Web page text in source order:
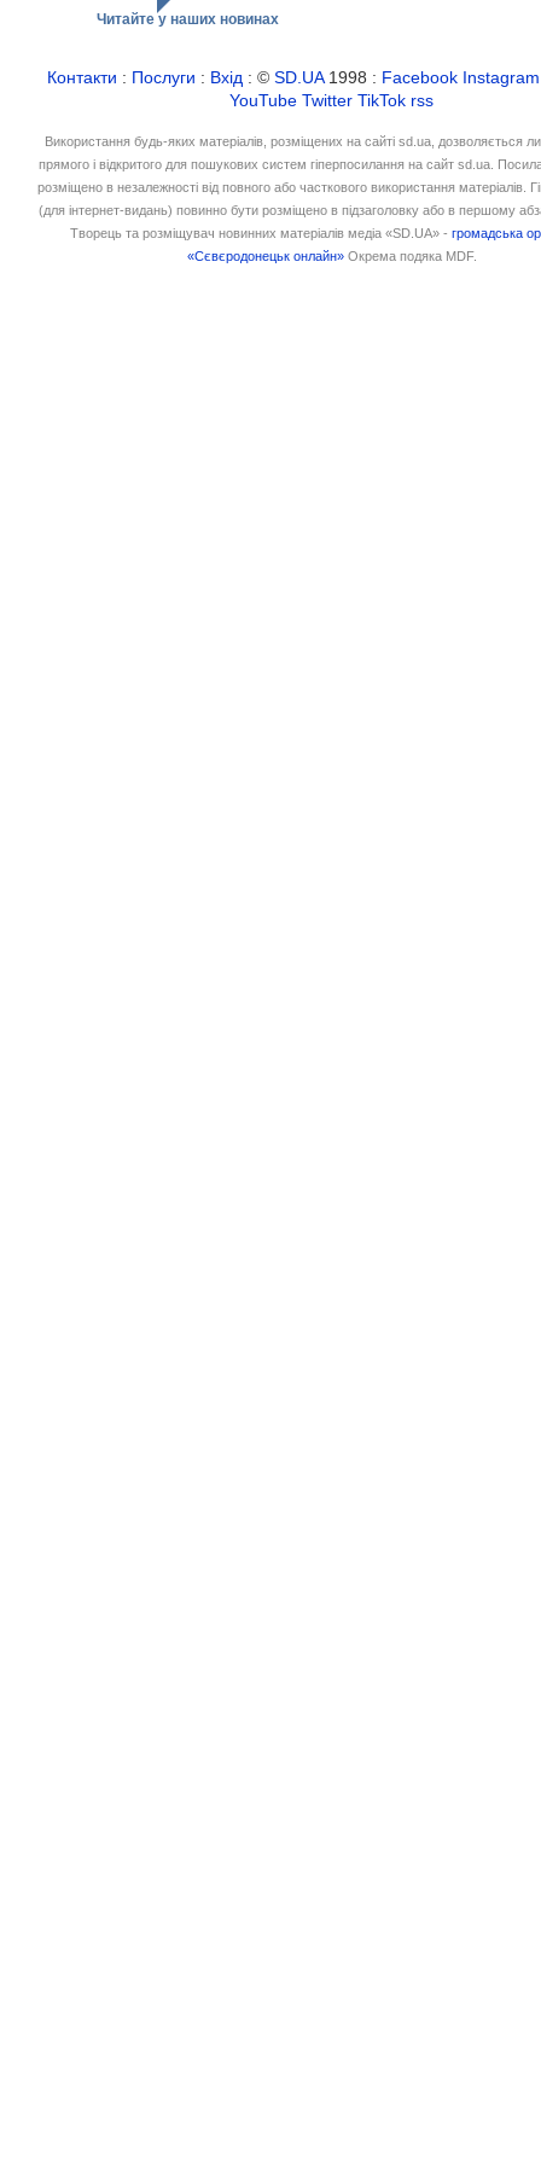
Читайте у наших новинах
Контакти : Послуги : Вхід : ©SD.UA1998 : Facebook Instagram
YouTube Twitter TikTok rss
Використання будь-яких матеріалів, розміщених на сайті sd.ua, дозволяється
прямого і відкритого для пошукових систем гіперпосилання на сайт sd.ua.
розміщено в незалежності від повного або часткового використання матеріалів.
(для інтернет-видань) повинно бути розміщено в підзаголовку або в першому
Творець та розміщувач новинних матеріалів медіа «SD.UA» -громадська
«Сєвєродонецьк онлайн» Окрема подяка MDF.